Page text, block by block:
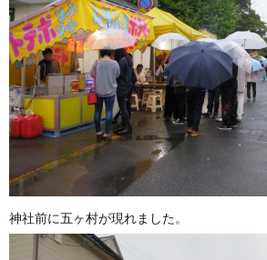
神社前に五ヶ村が現れました。